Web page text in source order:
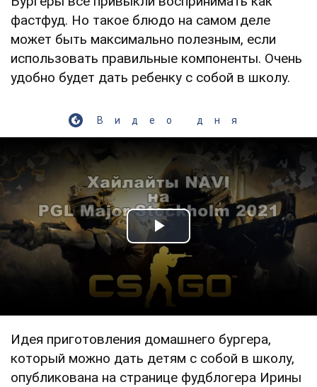
фастфуд. Но такое блюдо на самом деле
может быть максимально полезным, если
использовать правильные компоненты. Очень
удобно будет дать ребенку с собой в школу.
Видео дня
Play Video
Идея приготовления домашнего бургера,
который можно дать детям с собой в школу,
опубликована на странице фудблогера Ирины